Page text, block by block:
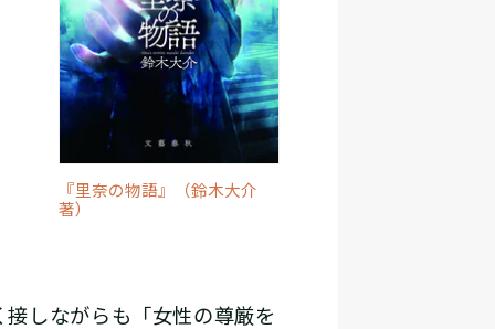
『里奈の物語』（鈴木大介
著）
しながらも「女性の尊厳を